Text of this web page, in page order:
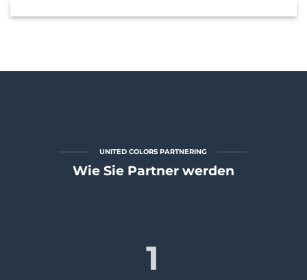
UNITED COLORS PARTNERING
Wie Sie Partner werden
1